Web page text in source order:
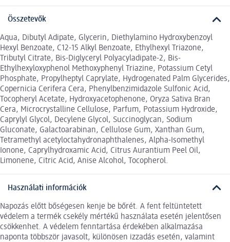
Összetevők
Aqua, Dibutyl Adipate, Glycerin, Diethylamino Hydroxybenzoyl
Hexyl Benzoate, C12-15 Alkyl Benzoate, Ethylhexyl Triazone,
Tributyl Citrate, Bis-Diglyceryl Polyacyladipate-2, Bis-
Ethylhexyloxyphenol Methoxyphenyl Triazine, Potassium Cetyl
Phosphate, Propylheptyl Caprylate, Hydrogenated Palm Glycerides,
Copernicia Cerifera Cera, Phenylbenzimidazole Sulfonic Acid,
Tocopheryl Acetate, Hydroxyacetophenone, Oryza Sativa Bran
Cera, Microcrystalline Cellulose, Parfum, Potassium Hydroxide,
Caprylyl Glycol, Decylene Glycol, Succinoglycan, Sodium
Gluconate, Galactoarabinan, Cellulose Gum, Xanthan Gum,
Tetramethyl acetyloctahydronaphthalenes, Alpha-Isomethyl
Ionone, Caprylhydroxamic Acid, Citrus Aurantium Peel Oil,
Limonene, Citric Acid, Anise Alcohol, Tocopherol.
Használati információk
Napozás előtt bőségesen kenje be bőrét. A fent feltüntetett
védelem a termék csekély mértékű használata esetén jelentősen
csökkenhet. A védelem fenntartása érdekében alkalmazása
naponta többször javasolt, különösen izzadás esetén, valamint